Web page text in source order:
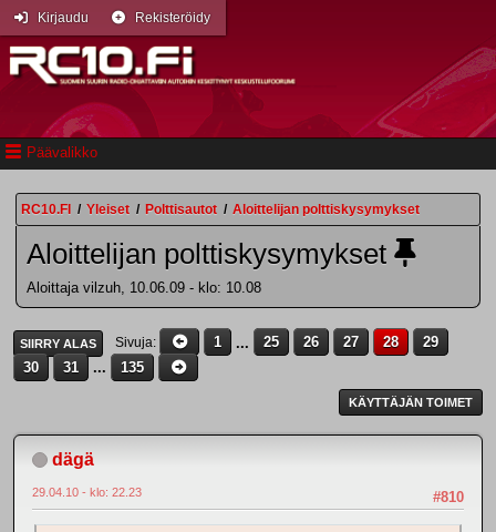
Päävalikko
Kirjaudu Rekisteröidy
RC10.FI / Yleiset / Polttisautot / Aloittelijan polttiskysymykset
Aloittelijan polttiskysymykset
Aloittaja vilzuh, 10.06.09 - klo: 10.08
SIIRRY ALAS Sivuja 1 ... 25 26 27 28
29
30
31 ... 135
KÄYTTÄJÄN TOIMET
dägä
#810
29.04.10 - klo: 22.23